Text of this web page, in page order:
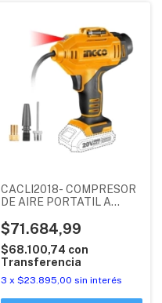
CACLI2018- COMPRESOR
DE AIRE PORTATIL A
150PSI (SIN BATERIA NI
CARGADOR) INGCO
$71.684,99
$68.100,74 con
Transferencia
3 x $23.895,00 sin interés